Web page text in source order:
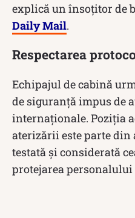
explică un însoțitor de
Daily Mail.
Respectarea
Echipajul de cabină
de siguranță impus de
internaționale. Poziția
aterizării este parte din
testată și considerată
protejarea personalului